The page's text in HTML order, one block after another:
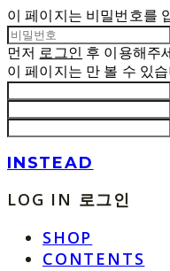
이 페이지는 비밀번호를
먼저 로그인 후 이용해주
이 페이지는 만 볼 수 있
INSTEAD
LOG IN 로그인
SHOP
CONTENTS